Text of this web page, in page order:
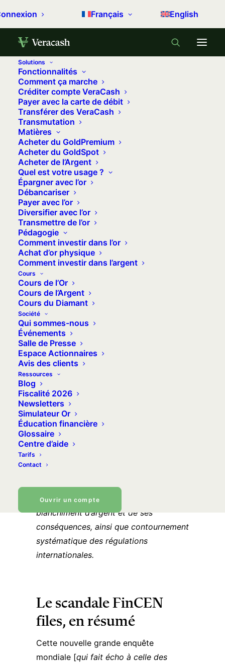
Français English
Solutions
Fonctionnalités
Comment ça marche
Créditer compte VeraCash
Payer avec la carte de débit
Transférer des VeraCash
Transmutation
Matières
Acheter du GoldPremium
Acheter du GoldSpot
Acheter de l’Argent
Quel est votre usage ?
Épargner avec l’or
Débancariser
Payer avec l’or
Diversifier avec l’or
Transmettre de l’or
Pédagogie
Comment investir dans l’or
Achat d’or physique
Comment investir dans l’argent
Cours
Cours de l’Or
Cours de l’Argent
Cours du Diamant
Société
Qui sommes-nous
Événements
Salle de Presse
Espace Actionnaires
Avis des clients
Ressources
Blog
Fiscalité 2026
Newsletters
Simulateur Or
Éducation financière
Glossaire
Centre d’aide
Tarifs
Contact
Ouvrir un compte
Accueil
Gérer son argent
FinCEN Files : des révélations houleuses sur les
banques et le blanchiment d’argent
FinCEN Files : des révélations
houleuses sur les banques et le
blanchiment d’argent
1 octobre 2020 • 13 minutes • 0 commentaire
2 100 milliards de dollars
transactions suspectes réalisées entre
1999 et 2017, c’est ce que les FinCEN
Files ont permis de révéler ce lundi 21
septembre 2020.
Financial Crimes Enforcement Network
(FINCEN) =Réseau de répression des
crimes financiers. L’équivalent de
Tracfin en France.
Suspicious Activity Reports (SAR)
Rapports d’activités suspectes envoyés
par des agents bancaire aux autorités
américaines. Ces rapports d’activités ne
constituent pas une preuve de fraude
en tant que telle mais font état de
doutes sur l’origine des fonds.
Cet article n’a pas pour but de justifier
une surveillance généralisée des
mais de présenter les abus du système
bancaire international en matière de
blanchiment d’argent et de ses
conséquences, ainsi que contournement
systématique des régulations
internationales.
Le scandale FinCEN
files, en résumé
Cette nouvelle grande enquête
mondiale [qui fait écho à celle des